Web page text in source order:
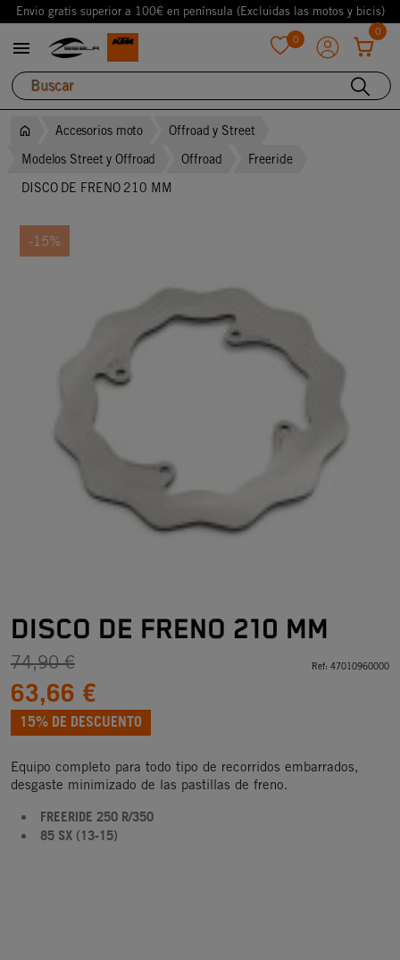
Envio gratis superior a 100€ en península (Excluidas las motos y bicis)
 0
0
Accesorios moto
Offroad y Street
Modelos Street y Offroad
Offroad
Freeride
DISCO DE FRENO 210 MM
-15%
DISCO DE FRENO 210 MM
74,90 €
63,66 €
15% DE DESCUENTO
Ref: 47010960000
Equipo completo para todo tipo de recorridos embarrados,
desgaste minimizado de las pastillas de freno.
FREERIDE 250 R/350
85 SX (13-15)